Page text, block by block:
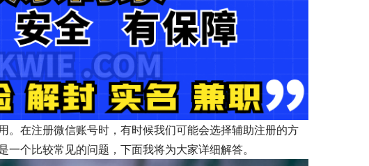
。在注册微信账号时，有时候我们可能会选择辅助注册的方
个比较常见的问题，下面我将为大家详细解答。